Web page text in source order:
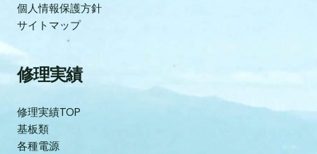
個人情報保護方針
サイトマップ
修理実績
修理実績TOP
基板類
各種電源